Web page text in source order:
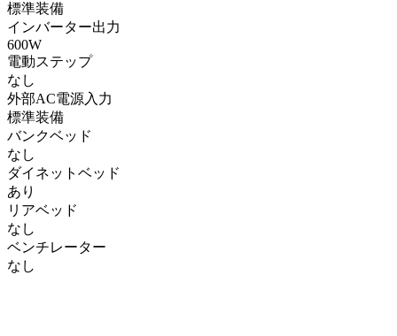
標準装備
インバーター出力
600W
電動ステップ
なし
外部AC電源入力
標準装備
バンクベッド
なし
ダイネットベッド
あり
リアベッド
なし
ベンチレーター
なし